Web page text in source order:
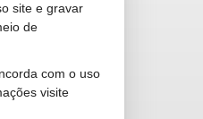
site e gravar
de
com o uso
visite